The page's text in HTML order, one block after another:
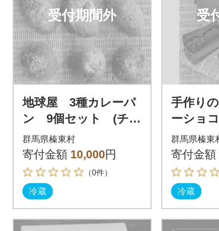
受付期間外
地球屋 3種カレーパ
ン 9個セット (チー
ズカレーパン入り)
群馬県榛東村
寄付金額 10,000円
（0件）
冷蔵
受
手作り
ーショ
ショコ
群馬県榛東
寄付金額
冷蔵